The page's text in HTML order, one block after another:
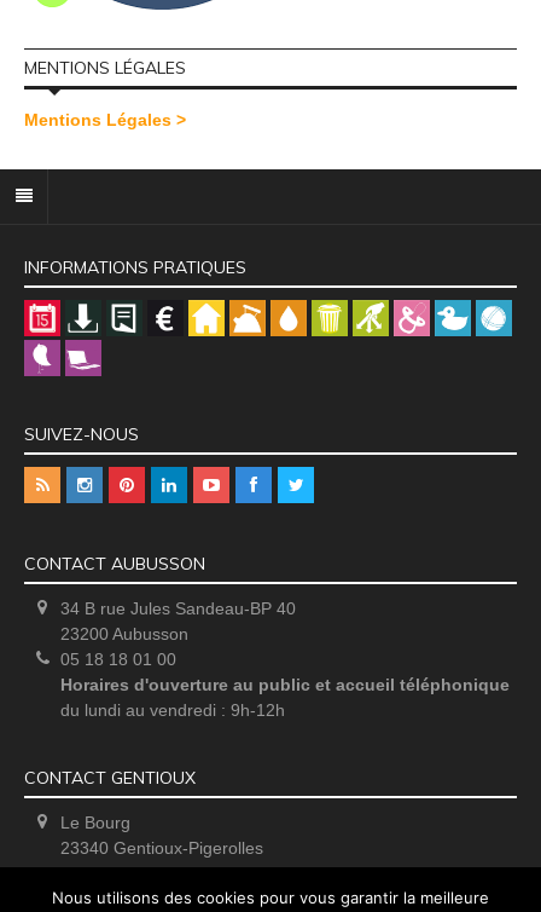
MENTIONS LÉGALES
Mentions Légales >
INFORMATIONS PRATIQUES
SUIVEZ-NOUS
CONTACT AUBUSSON
34 B rue Jules Sandeau-BP 40
23200 Aubusson
05 18 18 01 00
Horaires d'ouverture au public et accueil téléphonique
du lundi au vendredi : 9h-12h
CONTACT GENTIOUX
Le Bourg
23340 Gentioux-Pigerolles
Nous utilisons des cookies pour vous garantir la meilleure